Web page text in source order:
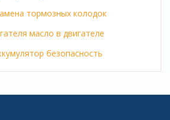
тормозных колодок
масло в двигателе
безопасность